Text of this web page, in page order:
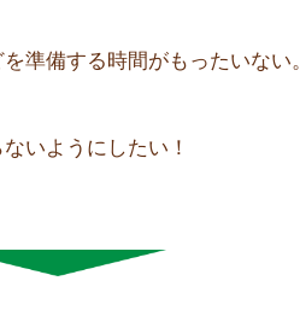
準備する時間がもったいない。
いようにしたい！